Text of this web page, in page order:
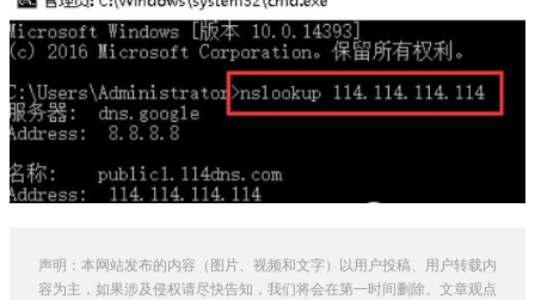
声明：本网站发布的内容（图片、视频和文字）以用户投稿、用户转载内
容为主，如果涉及侵权请尽快告知，我们将会在第一时间删除。文章观点